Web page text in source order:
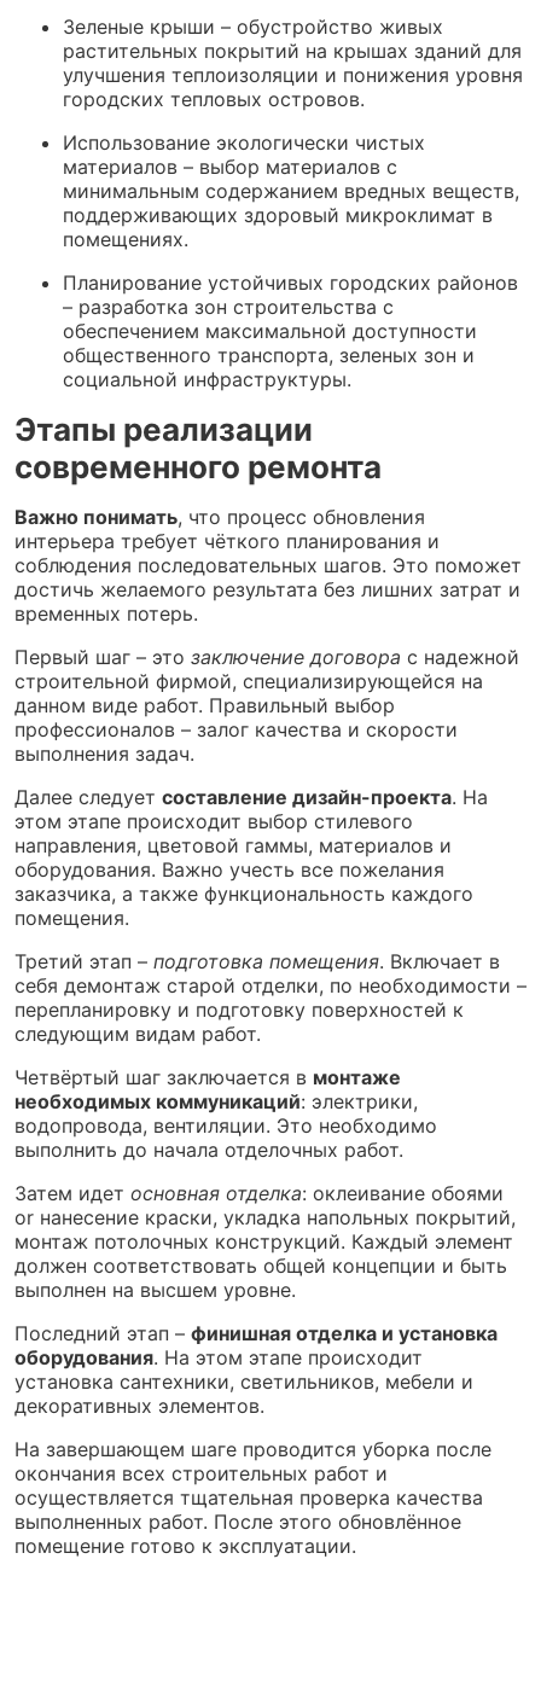
Зеленые крыши – обустройство живых
растительных покрытий на крышах зданий для
улучшения теплоизоляции и понижения уровня
городских тепловых островов.
Использование экологически чистых
материалов – выбор материалов с
минимальным содержанием вредных веществ,
поддерживающих здоровый микроклимат в
помещениях.
Планирование устойчивых городских районов
– разработка зон строительства с
обеспечением максимальной доступности
общественного транспорта, зеленых зон и
социальной инфраструктуры.
Этапы реализации
современного ремонта
Важно понимать, что процесс обновления
интерьера требует чёткого планирования и
соблюдения последовательных шагов. Это поможет
достичь желаемого результата без лишних затрат и
временных потерь.
Первый шаг – это заключение договора с надежной
строительной фирмой, специализирующейся на
данном виде работ. Правильный выбор
профессионалов – залог качества и скорости
выполнения задач.
Далее следует составление дизайн-проекта. На
этом этапе происходит выбор стилевого
направления, цветовой гаммы, материалов и
оборудования. Важно учесть все пожелания
заказчика, а также функциональность каждого
помещения.
Третий этап – подготовка помещения. Включает в
себя демонтаж старой отделки, по необходимости –
перепланировку и подготовку поверхностей к
следующим видам работ.
Четвёртый шаг заключается в монтаже
необходимых коммуникаций: электрики,
водопровода, вентиляции. Это необходимо
выполнить до начала отделочных работ.
Затем идет основная отделка: оклеивание обоями
or нанесение краски, укладка напольных покрытий,
монтаж потолочных конструкций. Каждый элемент
должен соответствовать общей концепции и быть
выполнен на высшем уровне.
Последний этап – финишная отделка и установка
оборудования. На этом этапе происходит
установка сантехники, светильников, мебели и
декоративных элементов.
На завершающем шаге проводится уборка после
окончания всех строительных работ и
осуществляется тщательная проверка качества
выполненных работ. После этого обновлённое
помещение готово к эксплуатации.